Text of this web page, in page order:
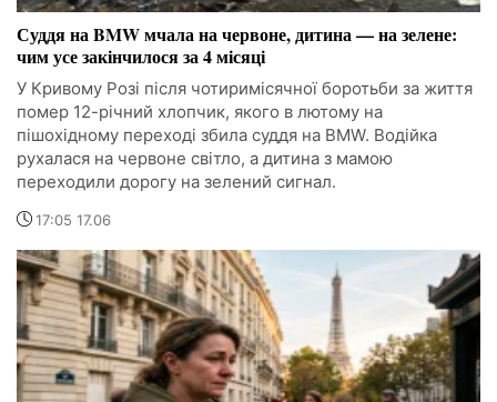
Суддя на BMW мчала на червоне, дитина — на зелене:
чим усе закінчилося за 4 місяці
У Кривому Розі після чотиримісячної боротьби за життя
помер 12-річний хлопчик, якого в лютому на
пішохідному переході збила суддя на BMW. Водійка
рухалася на червоне світло, а дитина з мамою
переходили дорогу на зелений сигнал.
17:05 17.06